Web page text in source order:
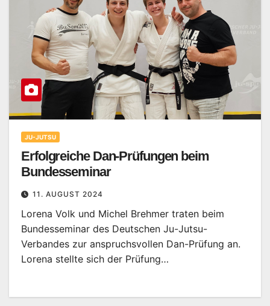
JU-JUTSU
Erfolgreiche Dan-Prüfungen beim
Bundesseminar
11. AUGUST 2024
Lorena Volk und Michel Brehmer traten beim
Bundesseminar des Deutschen Ju-Jutsu-
Verbandes zur anspruchsvollen Dan-Prüfung an.
Lorena stellte sich der Prüfung…